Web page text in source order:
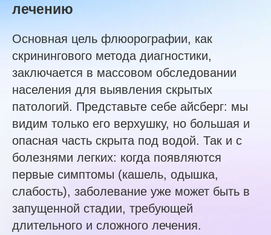
лечению
Основная цель флюорографии, как
скринингового метода диагностики,
заключается в массовом обследовании
населения для выявления скрытых
патологий. Представьте себе айсберг: мы
видим только его верхушку, но большая и
опасная часть скрыта под водой. Так и с
болезнями легких: когда появляются
первые симптомы (кашель, одышка,
слабость), заболевание уже может быть в
запущенной стадии, требующей
длительного и сложного лечения.